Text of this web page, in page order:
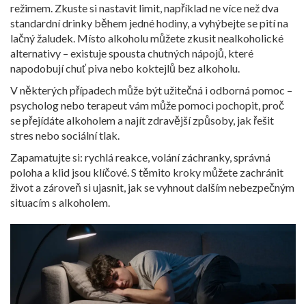
režimem. Zkuste si nastavit limit, například ne více než dva
standardní drinky během jedné hodiny, a vyhýbejte se pití na
lačný žaludek. Místo alkoholu můžete zkusit nealkoholické
alternativy – existuje spousta chutných nápojů, které
napodobují chuť piva nebo koktejlů bez alkoholu.
V některých případech může být užitečná i odborná pomoc –
psycholog nebo terapeut vám může pomoci pochopit, proč
se přejídáte alkoholem a najít zdravější způsoby, jak řešit
stres nebo sociální tlak.
Zapamatujte si: rychlá reakce, volání záchranky, správná
poloha a klid jsou klíčové. S těmito kroky můžete zachránit
život a zároveň si ujasnit, jak se vyhnout dalším nebezpečným
situacím s alkoholem.